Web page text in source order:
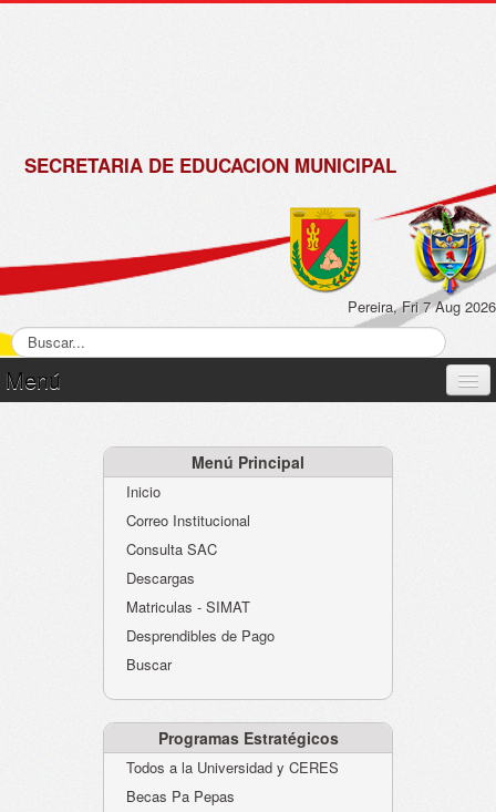
SECRETARIA DE EDUCACION MUNICIPAL
Pereira, Fri 7 Aug 2026
Menú
Atención al Ciudadano
Instituciones Educativas
Despacho Secretaría
Evaluación desempeño
Humano-Cesantías
Menú Principal
Inicio
Correo Institucional
Consulta SAC
Descargas
Matriculas - SIMAT
Desprendibles de Pago
Buscar
Programas Estratégicos
Todos a la Universidad y CERES
Becas Pa Pepas
de